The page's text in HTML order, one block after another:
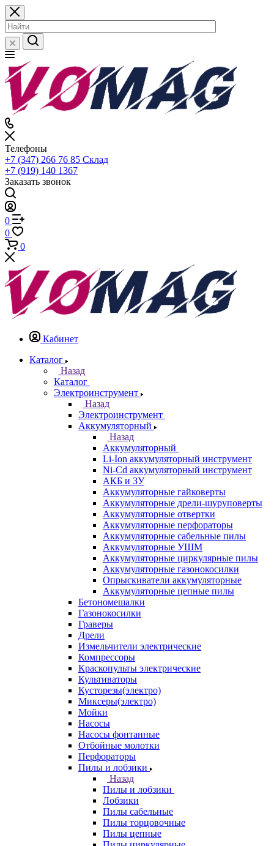
Телефоны
+7 (347) 266 76 85 Склад
+7 (919) 140 1367
Заказать звонок
0
0
0
Кабинет
Каталог
Назад
Каталог
Электроинструмент
Назад
Электроинструмент
Аккумуляторный
Назад
Аккумуляторный
Li-Ion аккумуляторный инструмент
Ni-Cd аккумуляторный инструмент
АКБ и ЗУ
Аккумуляторные гайковерты
Аккумуляторные дрели-шуруповерты
Аккумуляторные отвертки
Аккумуляторные перфораторы
Аккумуляторные сабельные пилы
Аккумуляторные УШМ
Аккумуляторные циркулярные пилы
Аккумуляторные газонокосилки
Опрыскиватели аккумуляторные
Аккумуляторные цепные пилы
Бетономешалки
Газонокосилки
Граверы
Дрели
Измельчители электрические
Компрессоры
Краскопульты электрические
Культиваторы
Кусторезы(электро)
Миксеры(электро)
Мойки
Насосы
Насосы фонтанные
Отбойные молотки
Перфораторы
Пилы и лобзики
Назад
Пилы и лобзики
Лобзики
Пилы сабельные
Пилы торцовочные
Пилы цепные